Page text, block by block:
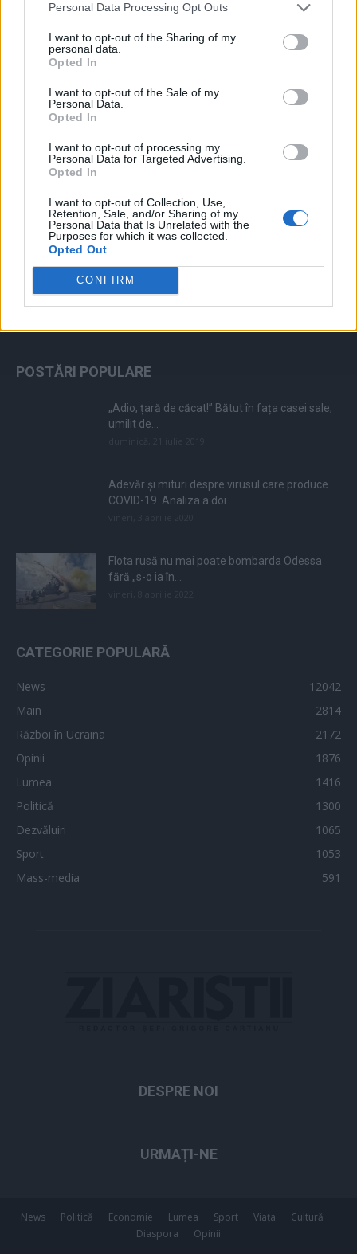
Personal Data Processing Opt Outs
I want to opt-out of the Sharing of my
personal data.
Opted In
I want to opt-out of the Sale of my
Personal Data.
Opted In
I want to opt-out of processing my
Personal Data for Targeted Advertising.
Opted In
I want to opt-out of Collection, Use,
Retention, Sale, and/or Sharing of my
Personal Data that Is Unrelated with the
Purposes for which it was collected.
Opted Out
CONFIRM
ad
POSTĂRI POPULARE
„Adio, țară de căcat!” Bătut în fața casei sale,
umilit de...
Adevăr și mituri despre virusul care produce
COVID-19. Analiza a doi...
Flota rusă nu mai poate bombarda Odessa
fără „s-o ia în...
CATEGORIE POPULARĂ
News
12042
Main
2814
Război în Ucraina
2172
Opinii
1876
Lumea
1416
Politică
1300
Dezvăluiri
1065
Sport
1053
Mass-media
591
DESPRE NOI
URMAȚI-NE
News Politică Economie Lumea Sport Viața
Cultură
Diaspora
Opinii